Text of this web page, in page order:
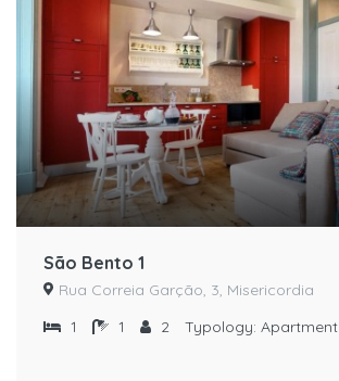
São Bento 1
Rua Correia Garção, 3, Misericordia
1
1 2 Typology: Apartment